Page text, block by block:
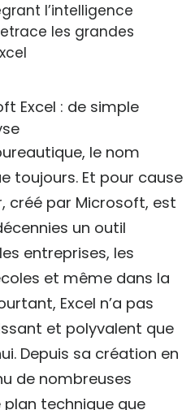
l’intelligence
les grandes
Excel : de simple
le nom
toujours. Et pour cause
créé par Microsoft, est
un outil
entreprises, les
et même dans la
Excel n’a pas
et polyvalent que
Depuis sa création en
de nombreuses
technique que